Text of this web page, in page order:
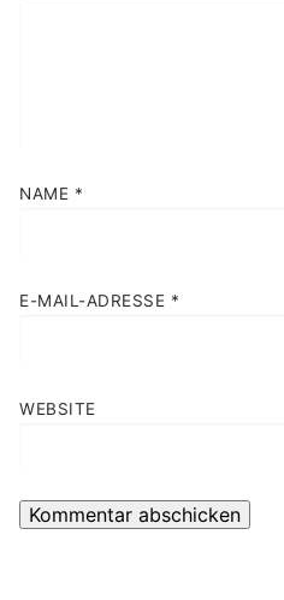
NAME *
E-MAIL-ADRESSE *
WEBSITE